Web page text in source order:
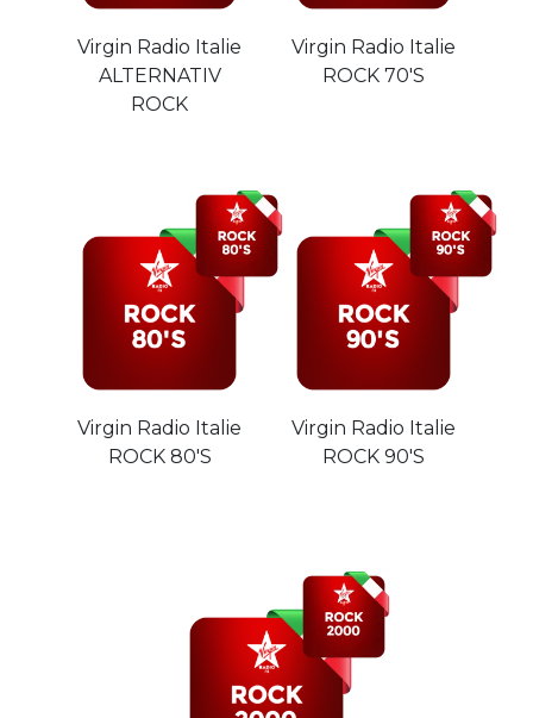
Virgin Radio Italie
ALTERNATIV
ROCK
Virgin Radio Italie
ROCK 70'S
Virgin Radio Italie
ROCK 80'S
Virgin Radio Italie
ROCK 90'S